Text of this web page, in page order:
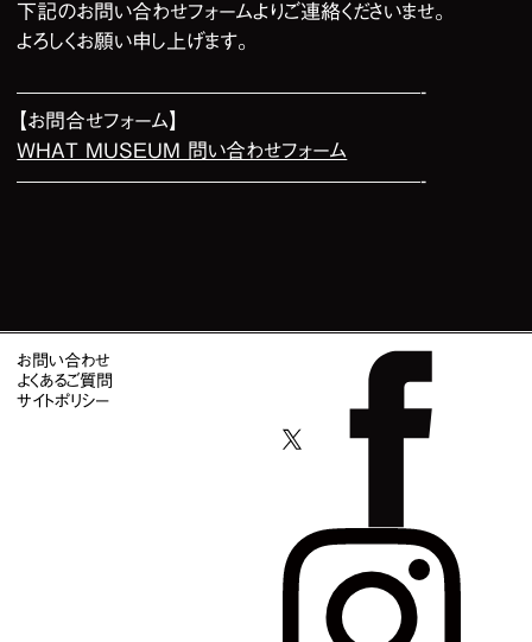
下記のお問い合わせフォームよりご連絡くださいませ。
よろしくお願い申し上げます。
————————————————————-
【お問合せフォーム】
WHAT MUSEUM 問い合わせフォーム
————————————————————-
お問い合わせ
よくあるご質問
サイトポリシー